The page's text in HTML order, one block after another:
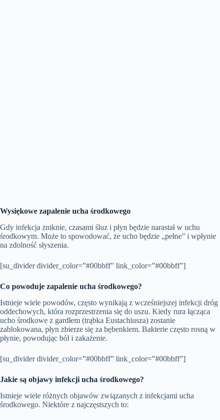
Wysiękowe zapalenie ucha środkowego
Gdy infekcja zniknie, czasami śluz i płyn będzie narastał w uchu
środkowym. Może to spowodować, że ucho będzie „pełne” i wpłynie
na zdolność słyszenia.
[su_divider divider_color=”#00bbff” link_color=”#00bbff”]
Co powoduje zapalenie ucha środkowego?
Istnieje wiele powodów, często wynikają z wcześniejszej infekcji dróg
oddechowych, która rozprzestrzenia się do uszu. Kiedy rura łącząca
ucho środkowe z gardłem (trąbka Eustachiusza) zostanie
zablokowana, płyn zbierze się za bębenkiem. Bakterie często rosną w
płynie, powodując ból i zakażenie.
[su_divider divider_color=”#00bbff” link_color=”#00bbff”]
Jakie są objawy infekcji ucha środkowego?
Istnieje wiele różnych objawów związanych z infekcjami ucha
środkowego. Niektóre z najczęstszych to: